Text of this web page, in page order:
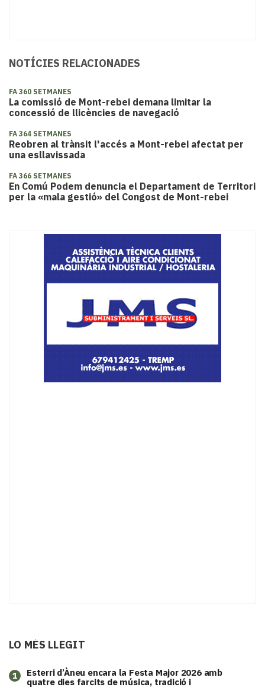
NOTÍCIES RELACIONADES
FA 360 SETMANES
​La comissió de Mont-rebei demana limitar la
concessió de llicències de navegació
FA 364 SETMANES
Reobren al trànsit l'accés a Mont-rebei afectat per
una esllavissada
FA 366 SETMANES
En Comú Podem denuncia el Departament de Territori
per la «mala gestió» del Congost de Mont-rebei
LO MÉS LLEGIT
1
Esterri d’Àneu encara la Festa Major 2026 amb
quatre dies farcits de música, tradició i